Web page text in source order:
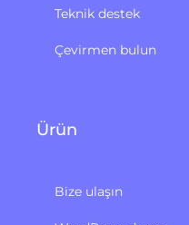
Teknik destek
Çevirmen bulun
Ürün
Bize ulaşın